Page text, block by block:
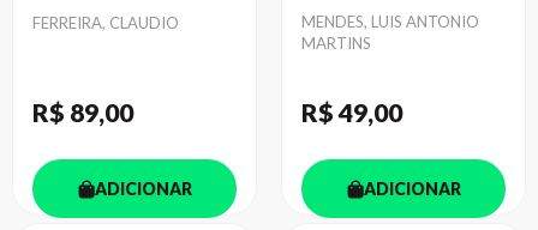
Autor
FERREIRA, CLAUDIO
R$ 89,00
ADICIONAR
Autor
MENDES, LUIS ANTONIO
MARTINS
R$ 49,00
ADICIONAR